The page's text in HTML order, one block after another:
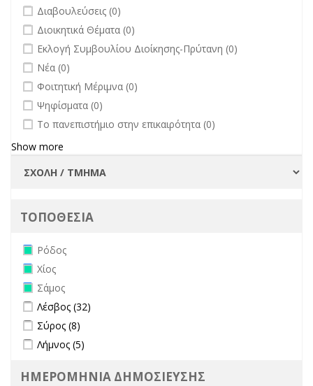
undefined
Διαβουλεύσεις (0)
undefined
Διοικητικά Θέματα (0)
undefined
Εκλογή Συμβουλίου Διοίκησης-Πρύτανη (0)
undefined
Νέα (0)
undefined
Φοιτητική Μέριμνα (0)
undefined
Ψηφίσματα (0)
undefined
Το πανεπιστήμιο στην επικαιρότητα (0)
Show more
ΤΟΠΟΘΕΣΙΑ
Remove Ρόδος filter
Ρόδος
Remove Χίος filter
Χίος
Remove Σάμος filter
Σάμος
Apply Λέσβος filter
Λέσβος (32)
Apply Σύρος filter
Σύρος (8)
Apply Λήμνος filter
Λήμνος (5)
ΗΜΕΡΟΜΗΝΙΑ ΔΗΜΟΣΙΕΥΣΗΣ